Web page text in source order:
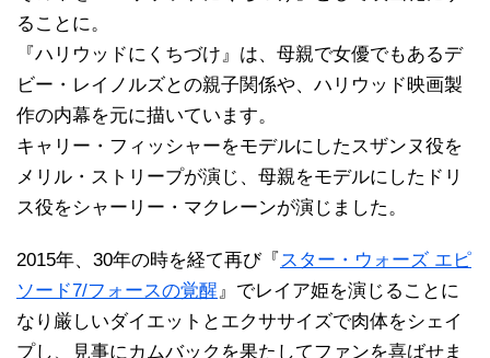
ることに。
『ハリウッドにくちづけ』は、母親で女優でもあるデ
ビー・レイノルズとの親子関係や、ハリウッド映画製
作の内幕を元に描いています。
キャリー・フィッシャーをモデルにしたスザンヌ役を
メリル・ストリープが演じ、母親をモデルにしたドリ
ス役をシャーリー・マクレーンが演じました。
2015年、30年の時を経て再び『スター・ウォーズ エピ
ソード7/フォースの覚醒』でレイア姫を演じることに
なり厳しいダイエットとエクササイズで肉体をシェイ
プし、見事にカムバックを果たしてファンを喜ばせま